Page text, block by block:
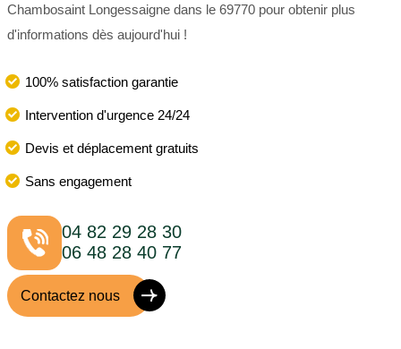
Chambosaint Longessaigne dans le 69770 pour obtenir plus
d'informations dès aujourd'hui !
100% satisfaction garantie
Intervention d'urgence 24/24
Devis et déplacement gratuits
Sans engagement
04 82 29 28 30
06 48 28 40 77
Contactez nous